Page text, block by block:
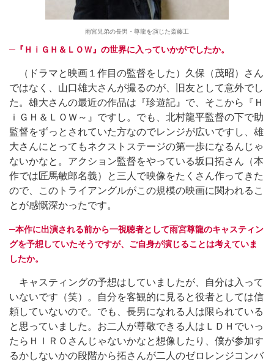
雨宮兄弟の長男・尊龍を演じた斎藤工
─『ＨｉＧＨ＆ＬＯＷ』の世界に入っていかがでしたか。
（ドラマと映画１作目の監督をした）久保（茂昭）さん
ではなく、山口雄大さんが撮るのが、旧友として意外でし
た。雄大さんの最近の作品は『珍遊記』で、そこから『Ｈ
ｉＧＨ＆ＬＯＷ～』ですし。でも、北村龍平監督の下で助
監督をずっとされていた方なのでレンジが広いですし、雄
大さんにとってもネクストステージの第一歩になるんじゃ
ないかなと。アクション監督をやっている坂口拓さん（本
作では匠馬敏郎名義）と三人で映像をたくさん作ってきた
ので、このトライアングルがこの規模の映画に関われるこ
とが感慨深かったです。
─本作に出演される前から一視聴者として雨宮尊龍のキャスティン
グを予想していたそうですが、ご自身が演じることは考えていま
したか。
キャスティングの予想はしていましたが、自分は入って
いないです（笑）。自分を客観的に見ると役者としては信
頼していないので。でも、長男になれる人は限られている
と思っていました。お二人が尊敬できる人はＬＤＨでいっ
たらＨＩＲＯさんじゃないかなと想像したり、僕が参加す
るかしないかの段階から拓さんが二人のゼロレンジコンバ